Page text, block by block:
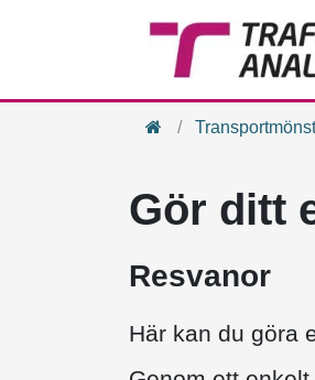
Hem
Gör ditt
Resvanor
Här kan du göra